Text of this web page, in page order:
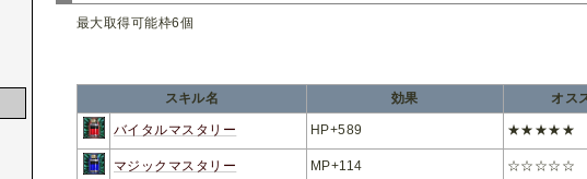
最大取得可能枠6個
スキル名 効果 オス
バイタルマスタリー HP+589 ★★★★★
マジックマスタリー MP+114 ☆☆☆☆☆